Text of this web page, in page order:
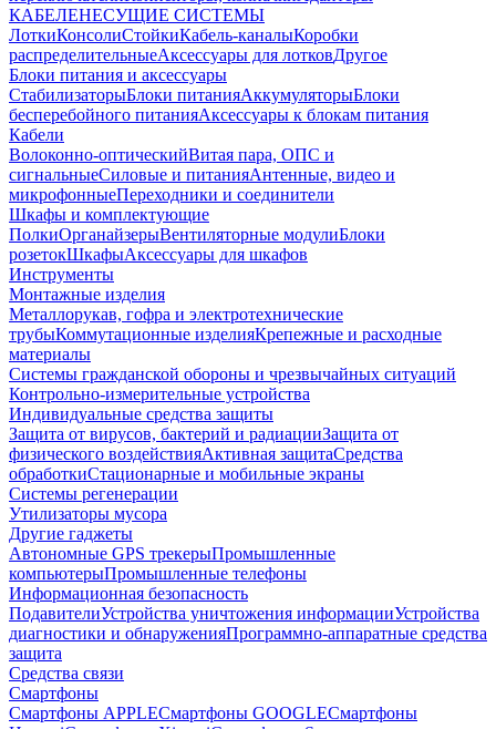
КАБЕЛЕНЕСУЩИЕ СИСТЕМЫ
ЛоткиКонсолиСтойкиКабель-каналыКоробки
распределительныеАксессуары для лотковДругое
Блоки питания и аксессуары
СтабилизаторыБлоки питанияАккумуляторыБлоки
бесперебойного питанияАксессуары к блокам питания
Кабели
Волоконно-оптическийВитая пара, ОПС и
сигнальныеСиловые и питанияАнтенные, видео и
микрофонныеПереходники и соединители
Шкафы и комплектующие
ПолкиОрганайзерыВентиляторные модулиБлоки
розетокШкафыАксессуары для шкафов
Инструменты
Монтажные изделия
Металлорукав, гофра и электротехнические
трубыКоммутационные изделияКрепежные и расходные
материалы
Системы гражданской обороны и чрезвычайных ситуаций
Контрольно-измерительные устройства
Индивидуальные средства защиты
Защита от вирусов, бактерий и радиацииЗащита от
физического воздействияАктивная защитаСредства
обработкиСтационарные и мобильные экраны
Системы регенерации
Утилизаторы мусора
Другие гаджеты
Автономные GPS трекерыПромышленные
компьютерыПромышленные телефоны
Информационная безопасность
ПодавителиУстройства уничтожения информацииУстройства
диагностики и обнаруженияПрограммно-аппаратные средства
защита
Средства связи
Смартфоны
Смартфоны APPLEСмартфоны GOOGLEСмартфоны